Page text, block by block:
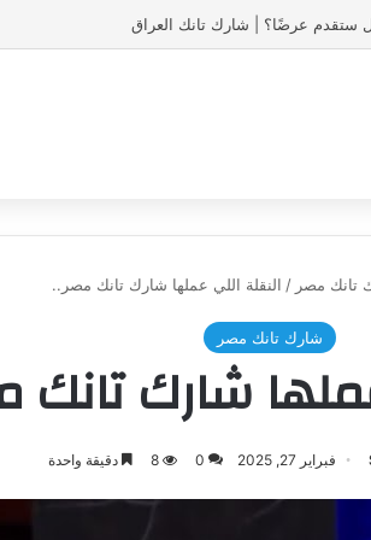
تانك مصر / النقلة اللي عملها شارك تانك مصر..
شارك تانك مصر
شارك تانك
فبراير 27, 2025 0
8 دقيقة واحدة